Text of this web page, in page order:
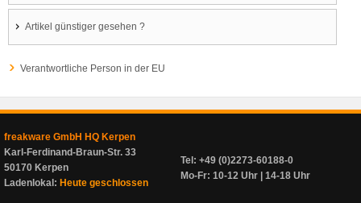
Artikel günstiger gesehen ?
Verantwortliche Person in der EU
freakware GmbH HQ Kerpen
Karl-Ferdinand-Braun-Str. 33
50170 Kerpen
Ladenlokal: Heute geschlossen
Tel: +49 (0)2273-60188-0
Mo-Fr: 10-12 Uhr | 14-18 Uhr